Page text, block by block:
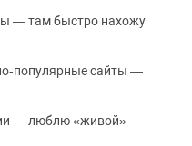
— там быстро нахожу
сайты —
— люблю «живой»